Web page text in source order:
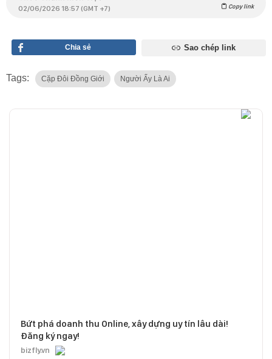
02/06/2026 18:57 (GMT +7) Copy link
Chia sẻ Sao chép link
Tags: Cặp Đôi Đồng Giới Người Ấy Là Ai
Bứt phá doanh thu Online, xây dựng uy tín lâu dài!
Đăng ký ngay!
bizfly.vn